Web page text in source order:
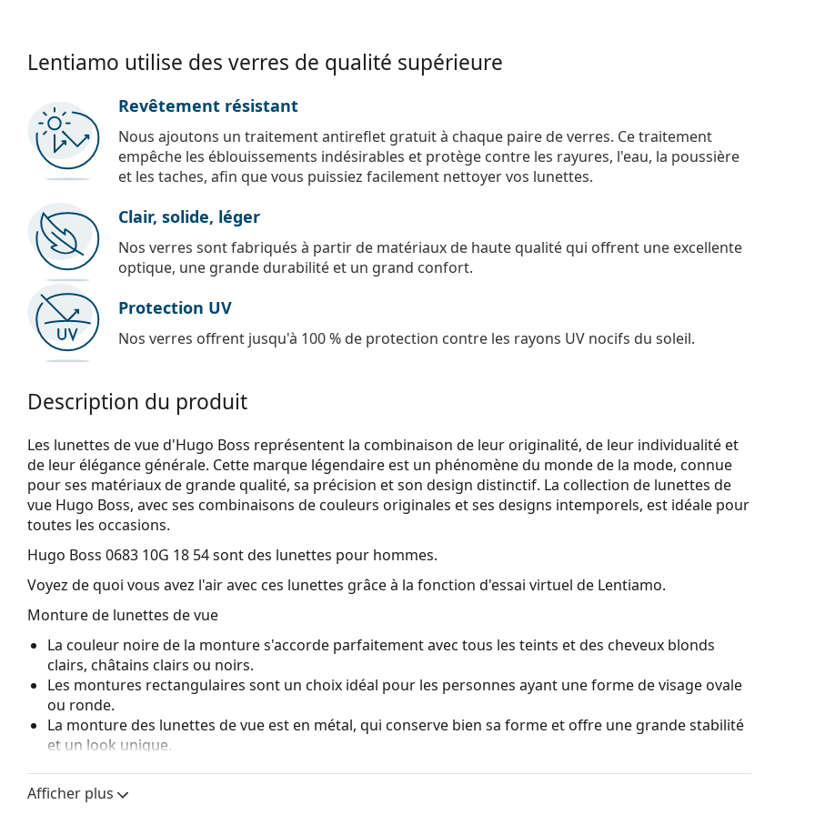
Lentiamo utilise des verres de qualité supérieure
Revêtement résistant
Nous ajoutons un traitement antireflet gratuit à chaque paire de verres. Ce traitement
empêche les éblouissements indésirables et protège contre les rayures, l'eau, la poussière
et les taches, afin que vous puissiez facilement nettoyer vos lunettes.
Clair, solide, léger
Nos verres sont fabriqués à partir de matériaux de haute qualité qui offrent une excellente
optique, une grande durabilité et un grand confort.
Protection UV
Nos verres offrent jusqu'à 100 % de protection contre les rayons UV nocifs du soleil.
Description du produit
Les lunettes de vue d'Hugo Boss représentent la combinaison de leur originalité, de leur individualité et
de leur élégance générale. Cette marque légendaire est un phénomène du monde de la mode, connue
pour ses matériaux de grande qualité, sa précision et son design distinctif. La collection de lunettes de
vue Hugo Boss, avec ses combinaisons de couleurs originales et ses designs intemporels, est idéale pour
toutes les occasions.
Hugo Boss 0683 10G 18 54sont des lunettes pour hommes.
Voyez de quoi vous avez l'air avec ces lunettes grâce à la fonction d'essai virtuel de Lentiamo.
Monture de lunettes de vue
La couleur noire de la monture s'accorde parfaitement avec tous les teints et des cheveux blonds
clairs, châtains clairs ou noirs.
Les montures rectangulaires sont un choix idéal pour les personnes ayant une forme de visage ovale
ou ronde.
La monture des lunettes de vue est en métal, qui conserve bien sa forme et offre une grande stabilité
et un look unique.
montés par un système d'ancrage spécial. Ce type de fixation offre un design moins encombrant de la
monture et donne à son porteur un aspect très élégant. Leurs principaux avantages sont la subtilité,
Afficher plus